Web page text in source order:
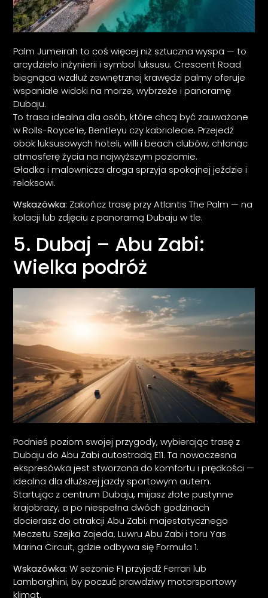
Palm Jumeirah to coś więcej niż sztuczna wyspa — to
arcydzieło inżynierii i symbol luksusu. Crescent Road
biegnąca wzdłuż zewnętrznej krawędzi palmy oferuje
wspaniałe widoki na morze, wybrzeże i panoramę
Dubaju.
To trasa idealna dla osób, które chcą być zauważone
w Rolls-Royce’ie, Bentleyu czy kabriolecie. Przejedź
obok luksusowych hoteli, willi i beach clubów, chłonąc
atmosferę życia na najwyższym poziomie.
Gładka i malownicza droga sprzyja spokojnej jeździe i
relaksowi.
Wskazówka: Zakończ trasę przy Atlantis The Palm — na
kolacji lub zdjęciu z panoramą Dubaju w tle.
5. Dubaj – Abu Zabi:
Wielka podróż
Podnieś poziom swojej przygody, wybierając trasę z
Dubaju do Abu Zabi autostradą E11. Ta nowoczesna
ekspresówka jest stworzona do komfortu i prędkości —
idealna dla dłuższej jazdy sportowym autem.
Startując z centrum Dubaju, mijasz złote pustynne
krajobrazy, a po niespełna dwóch godzinach
docierasz do atrakcji Abu Zabi: majestatycznego
Meczetu Szejka Zajeda, Luwru Abu Zabi i toru Yas
Marina Circuit, gdzie odbywa się Formuła 1.
Wskazówka: W sezonie F1 przyjedź Ferrari lub
Lamborghini, by poczuć prawdziwy motorsportowy
klimat.